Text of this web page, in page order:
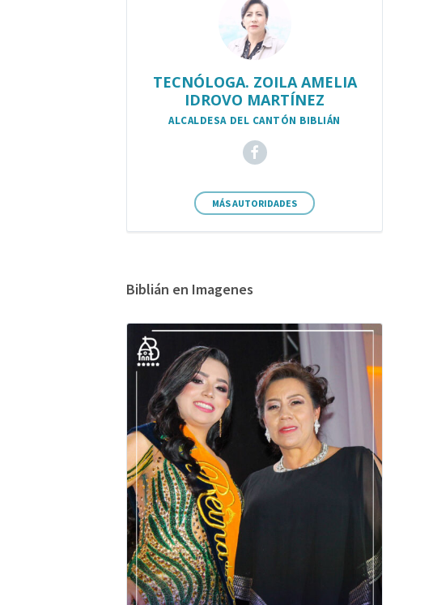
TECNÓLOGA. ZOILA AMELIA
IDROVO MARTÍNEZ
ALCALDESA DEL CANTÓN BIBLIÁN
MÁS AUTORIDADES
Biblián en Imagenes